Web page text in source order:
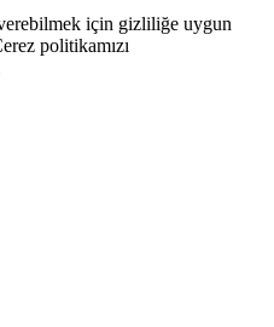
için gizliliğe uygun
politikamızı